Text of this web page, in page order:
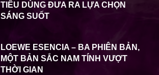
TIÊU DÙNG ĐƯA RA LỰA CHỌN
SÁNG SUỐT
LOEWE ESENCIA – BA PHIÊN BẢN,
MỘT BẢN SẮC NAM TÍNH VƯỢT
THỜI GIAN